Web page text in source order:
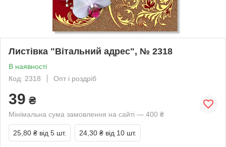
Листівка "Вітальний адрес", № 2318
В наявності
Код: 2318
Опт і роздріб
39 ₴
Мінімальна сума замовлення на сайті — 400 ₴
25,80 ₴ від 5 шт. 24,30 ₴ від 10 шт.